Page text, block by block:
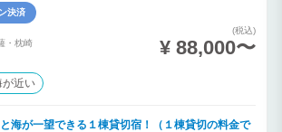
決済
・ 枕崎
(税込)
¥ 88,000〜
が近い
海が一望できる１棟貸切宿！（１棟貸切の料金で